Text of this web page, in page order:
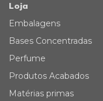
Loja
Embalagens
Bases Concentradas
Perfume
Produtos Acabados
Matérias primas